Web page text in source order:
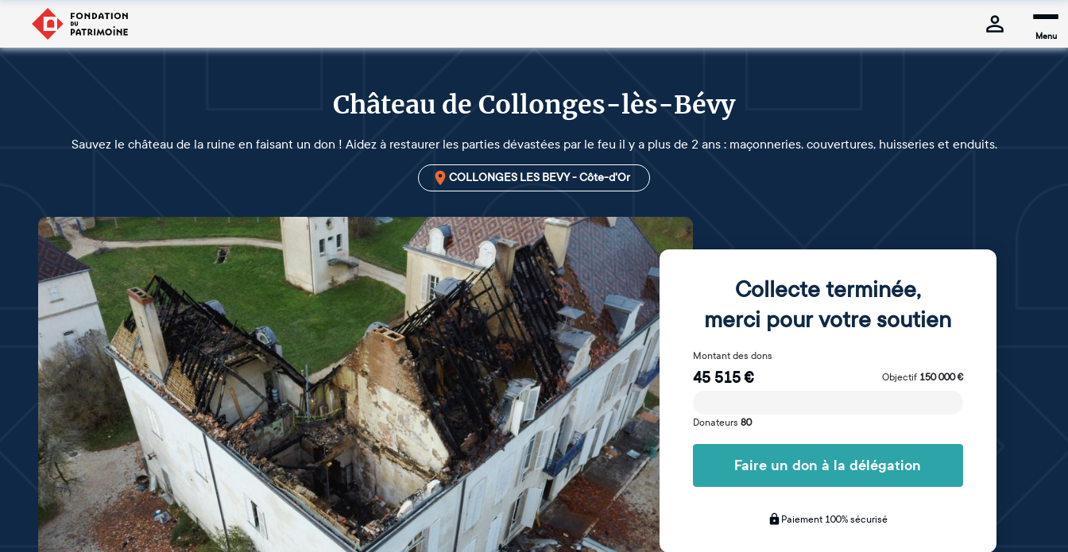
Menu
Château de Collonges-lès-Bévy
Sauvez le château de la ruine en faisant un don ! Aidez à restaurer les parties dévastées par le feu il y a plus de 2 ans : maçonneries, couvertures, huisseries et enduits.
COLLONGES LES BEVY - Côte-d'Or
Collecte terminée,
merci pour votre soutien
Montant des dons
45 515€ Objectif 150 000€
Donateurs 80
Faire un don à la délégation
Paiement 100% sécurisé